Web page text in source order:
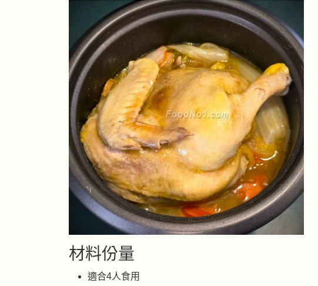
材料份量
適合4人食用